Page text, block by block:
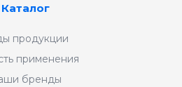
Каталог
продукции
применения
бренды